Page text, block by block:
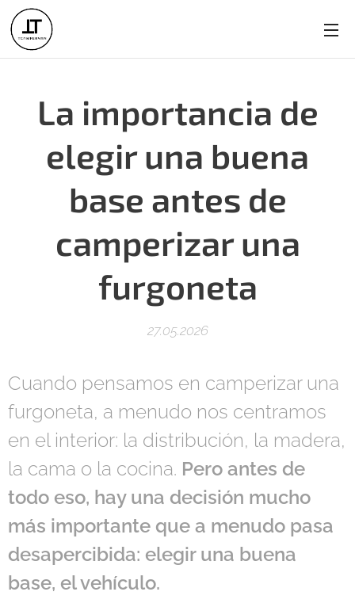
La importancia de
elegir una buena
base antes de
camperizar una
furgoneta
27.05.2026
Cuando pensamos en camperizar una
furgoneta, a menudo nos centramos
en el interior: la distribución, la madera,
la cama o la cocina. Pero antes de
todo eso, hay una decisión mucho
más importante que a menudo pasa
desapercibida: elegir una buena
base, el vehículo.